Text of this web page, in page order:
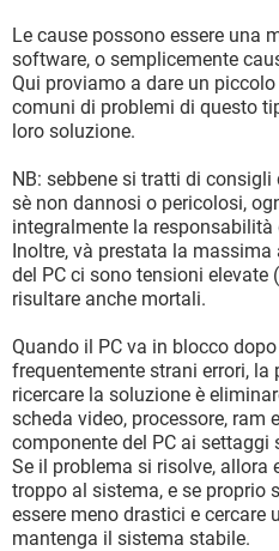
Le cause possono essere una
software, o semplicemente
Qui proviamo a dare un
comuni di problemi di questo
loro soluzione.
NB: sebbene si tratti di
sè non dannosi o pericolosi,
integralmente la
Inoltre, và prestata la
del PC ci sono tensioni
risultare anche mortali.
Quando il PC va in blocco
frequentemente strani errori, la
ricercare la soluzione è
scheda video, processore, ram
componente del PC ai settaggi
Se il problema si risolve, allora
troppo al sistema, e se proprio
essere meno drastici e cercare
mantenga il sistema stabile.